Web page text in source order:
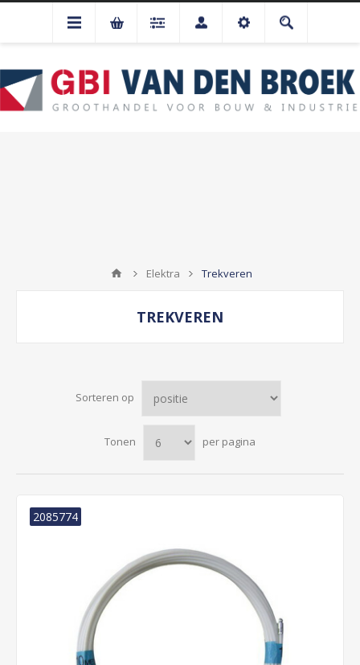
Elektra Trekveren
TREKVEREN
Sorteren op
Tonen per pagina
2085774